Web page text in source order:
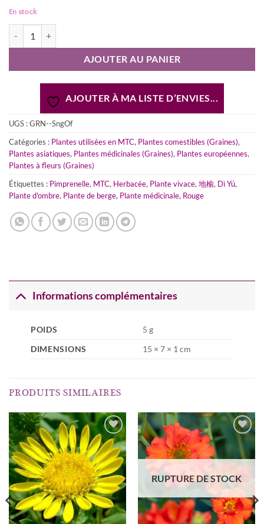
En stock
AJOUTER AU PANIER
AJOUTER À MA LISTE D’ENVIES...
UGS :GRN--SngOf
Catégories : Plantes utilisées en MTC, Plantes comestibles (Graines),
Plantes asiatiques, Plantes médicinales (Graines), Plantes européennes,
Plantes à fleurs (Graines)
Étiquettes : Pimprenelle, MTC, Herbacée, Plante vivace,地榆, Dì Yú,
Plante d'ombre, Plante de berge, Plante médicinale, Rouge
Informations complémentaires
POIDS
5 g
DIMENSIONS
15 × 7 × 1 cm
PRODUITS SIMILAIRES
AJOUTER
À MA
LISTE
D’ENVIES...
AJOUTER
À MA
D’ENVIES...
RUPTURE DE STOCK